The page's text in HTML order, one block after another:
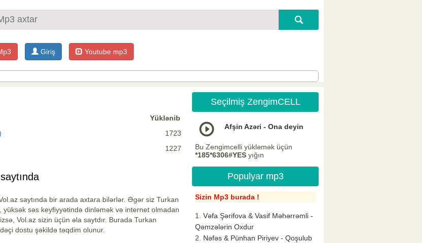
Giriş Youtube mp3
Yüklənib
1723
1227
saytında bir arada axtara bilərlər. Əgər siz Turkan
yüksək səs keyfiyyətində dinləmək və internet olmadan
Vol.az sizin üçün əla saytdır. Burada Turkan
dostu şəkildə təqdim olunur.
Seçilmiş ZengimCELL
Afşin Azəri - Ona deyin
Bu Zengimcelli yükləmək üçün
*185*6306#YES yığın
Populyar mp3
Sizin Mp3 burada !
Vəfa Şərifova & Vasif Məhərrəmli -
Qəmzələrin Oxdur
Nəfəs & Pünhan Piriyev - Qoşulub